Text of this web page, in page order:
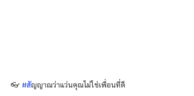
👓 #สัญญาณว่าแว่นคุณไม่ใช่เพื่อนที่ดี